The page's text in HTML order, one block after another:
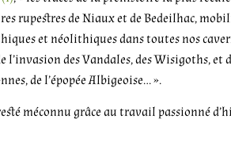
rupestres de Niaux et de Bedeilhac,
et néolithiques dans toutes nos
l’invasion des Vandales, des Wisigoths, et
de l’épopée Albigeoise… ».
méconnu grâce au travail passionné